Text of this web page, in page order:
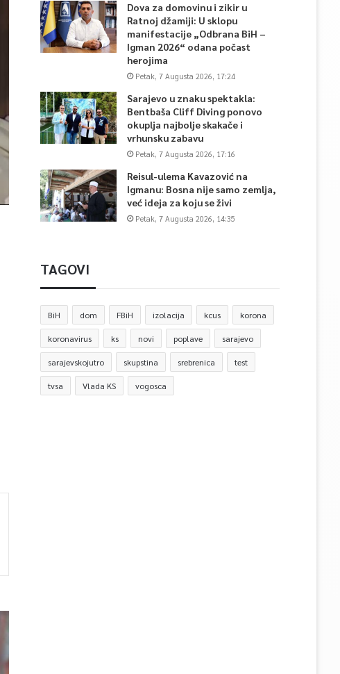
Dova za domovinu i zikir u
Ratnoj džamiji: U sklopu
manifestacije „Odbrana BiH –
Igman 2026“ odana počast
herojima
Petak, 7 Augusta 2026, 17:24
Sarajevo u znaku spektakla:
Bentbaša Cliff Diving ponovo
okuplja najbolje skakače i
vrhunsku zabavu
Petak, 7 Augusta 2026, 17:16
Reisul-ulema Kavazović na
Igmanu: Bosna nije samo zemlja,
već ideja za koju se živi
Petak, 7 Augusta 2026, 14:35
TAGOVI
BiH dom FBiH izolacija kcus korona
koronavirus ks novi poplave sarajevo
sarajevskojutro skupstina srebrenica test
tvsa Vlada KS vogosca